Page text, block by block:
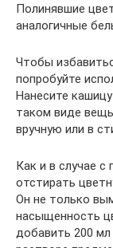
Полинявшие
аналогичные
Чтобы
попробуйте
Нанесите
таком виде
вручную или в
Как и в случае
отстирать
Он не только
насыщенность
добавить 200 мл